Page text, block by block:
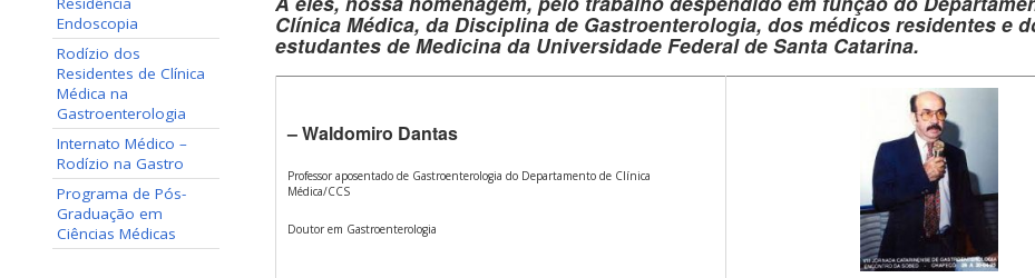
Endoscopia
Rodízio dos
Residentes de Clínica
Médica na
Gastroenterologia
Internato Médico –
Rodízio na Gastro
Programa de Pós-
Graduação em
Ciências Médicas
Clínica Médica, da Disciplina de Gastroenterologia, dos médicos residentes e
estudantes de Medicina da Universidade Federal de Santa Catarina.
– Waldomiro Dantas
Professor aposentado de Gastroenterologia do Departamento de Clínica
Médica/CCS
Doutor em Gastroenterologia